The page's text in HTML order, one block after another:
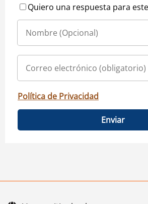
Quiero una respuesta para
Política de Privacidad
Enviar